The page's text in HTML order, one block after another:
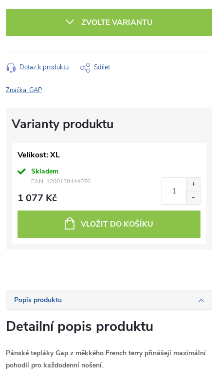
ZVOLTE VARIANTU
Dotaz k produktu Sdílet
Značka:GAP
Velikost: XL
Skladem
EAN: 1200138444076
1 077 Kč
VLOŽIT DO KOŠÍKU
Popis produktu
Detailní popis produktu
Pánské tepláky Gap z měkkého French terry přinášejí maximální
pohodlí pro každodenní nošení.